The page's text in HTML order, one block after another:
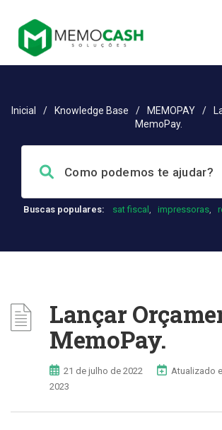
Inicial / Knowledge Base / MEMOPAY /
MemoPay.
Buscas populares: sat fiscal , impressoras,
Lançar
MemoPay.
21 de julho de 2022
Atualizado
2023